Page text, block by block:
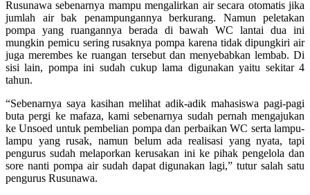
Rusunawa sebenarnya mampu mengalirkan air secara otomatis jika
jumlah air bak penampungannya berkurang. Namun peletakan
pompa yang ruangannya berada di bawah WC lantai dua ini
mungkin pemicu sering rusaknya pompa karena tidak dipungkiri air
juga merembes ke ruangan tersebut dan menyebabkan lembab. Di
sisi lain, pompa ini sudah cukup lama digunakan yaitu sekitar 4
tahun.
“Sebenarnya saya kasihan melihat adik-adik mahasiswa pagi-pagi
buta pergi ke mafaza, kami sebenarnya sudah pernah mengajukan
ke Unsoed untuk pembelian pompa dan perbaikan WC serta lampu-
lampu yang rusak, namun belum ada realisasi yang nyata, tapi
pengurus sudah melaporkan kerusakan ini ke pihak pengelola dan
sore nanti pompa air sudah dapat digunakan lagi,” tutur salah satu
pengurus Rusunawa.